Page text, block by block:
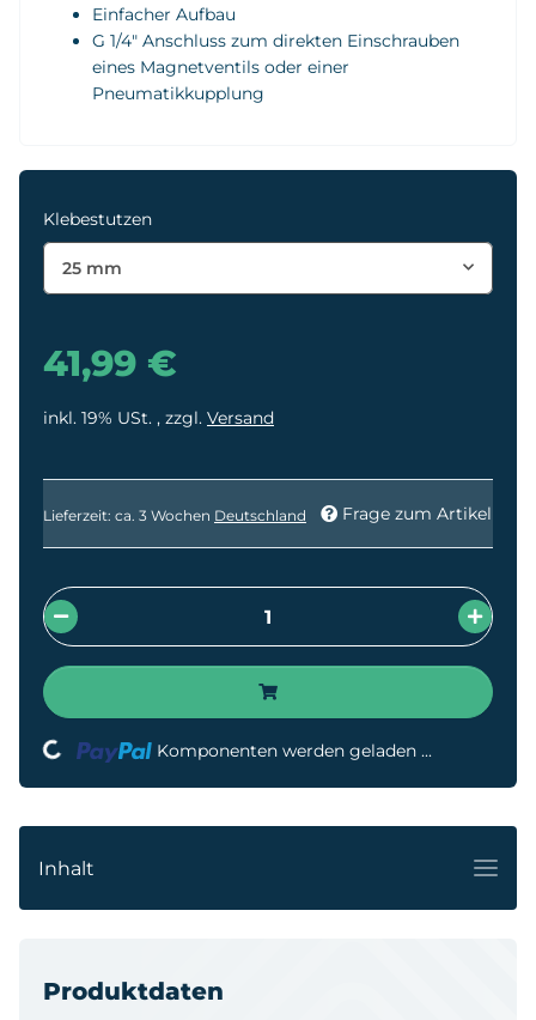
Einfacher Aufbau
G 1/4" Anschluss zum direkten Einschrauben
eines Magnetventils oder einer
Pneumatikkupplung
Klebestutzen
25 mm
41,99 €
inkl. 19% USt. , zzgl. Versand
Lieferzeit: ca. 3 Wochen Deutschland Frage zum Artikel
Loading... Komponenten werden geladen ...
Inhalt
Produktdaten